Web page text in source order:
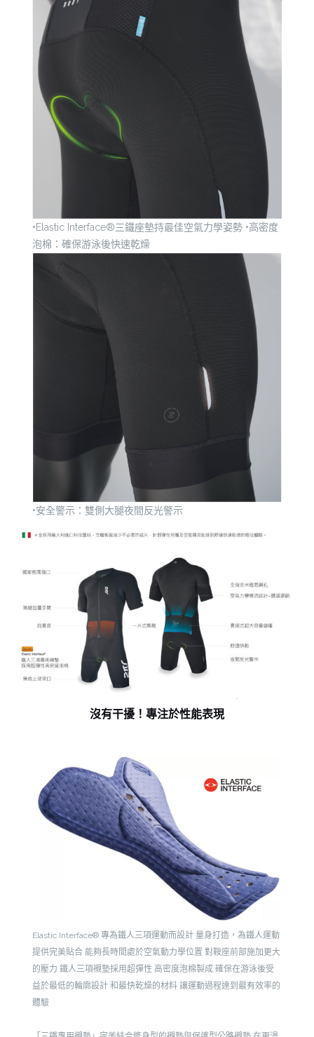
•Elastic Interface®三鐵座墊持最佳空氣力學姿勢 •高密度
泡棉：確保游泳後快速乾燥
•安全警示：雙側大腿夜間反光警示
沒有干擾！專注於性能表現
Elastic Interface® 專為鐵人三項運動而設計 量身打造，為鐵人運動
提供完美貼合 能夠長時間處於空氣動力學位置 對鞍座前部施加更大
的壓力 鐵人三項襯墊採用超彈性 高密度泡棉製成 確保在游泳後受
益於最低的輪廓設計 和最快乾燥的材料 讓運動過程達到最有效率的
體驗